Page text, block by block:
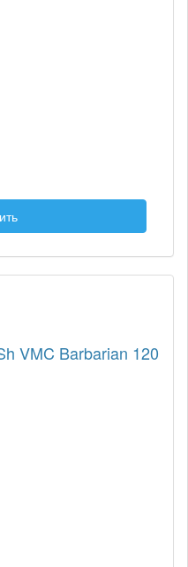
VMC Barbarian 120